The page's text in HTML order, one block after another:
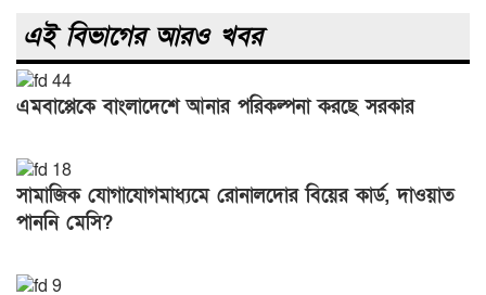
এই বিভাগের আরও খবর
এমবাপ্পেকে বাংলাদেশে আনার পরিকল্পনা করছে সরকার
সামাজিক যোগাযোগমাধ্যমে রোনালদোর বিয়ের কার্ড, দাওয়াত
পাননি মেসি?